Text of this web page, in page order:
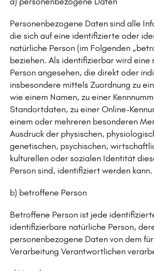
Personenbezogene Daten sind alle
die sich auf eine identifizierte oder
natürliche Person (im Folgenden
beziehen. Als identifizierbar wird eine
Person angesehen, die direkt oder
insbesondere mittels Zuordnung zu
wie einem Namen, zu einer
Standortdaten, zu einer Online-
einem oder mehreren besonderen
Ausdruck der physischen,
genetischen, psychischen,
kulturellen oder sozialen Identität
Person sind, identifiziert werden kann.
b) betroffene Person
Betroffene Person ist jede
identifizierbare natürliche Person,
personenbezogene Daten von dem
Verarbeitung Verantwortlichen